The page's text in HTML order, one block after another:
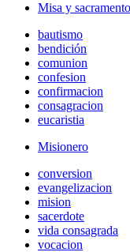
Misa y
bautismo
bendición
comunion
confesion
confirmacion
consagracion
eucaristia
Misionero
conversion
evangelizacion
mision
sacerdote
vida consagrada
vocacion